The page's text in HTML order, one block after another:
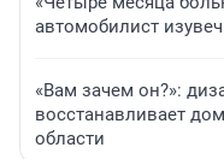
автомобилист
«Вам зачем он?»:
восстанавливает
области